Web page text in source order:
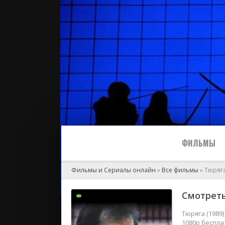
ФИЛЬМЫ
2024
Фильмы и Сериалы онлайн » Все фильмы »
Тюряга
1080p